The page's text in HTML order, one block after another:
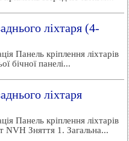
ліхтаря (4-
Панель кріплення ліхтарів
бічної панелі...
ліхтаря
Панель кріплення ліхтарів
NVH Зняття 1. Загальна...